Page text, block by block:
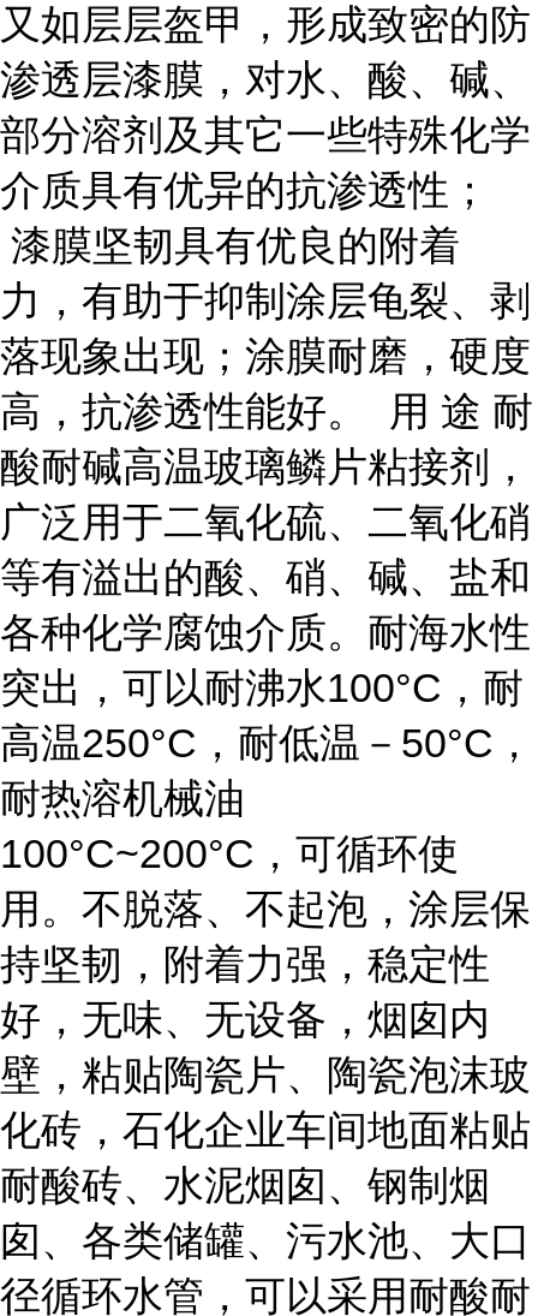
又如层层盔甲，形成致密的防
渗透层漆膜，对水、酸、碱、
部分溶剂及其它一些特殊化学
介质具有优异的抗渗透性；
漆膜坚韧具有优良的附着
力，有助于抑制涂层龟裂、剥
落现象出现；涂膜耐磨，硬度
高，抗渗透性能好。 用 途 耐
酸耐碱高温玻璃鳞片粘接剂，
广泛用于二氧化硫、二氧化硝
等有溢出的酸、硝、碱、盐和
各种化学腐蚀介质。耐海水性
突出，可以耐沸水100°C，耐
高温250°C，耐低温－50°C，
耐热溶机械油
100°C~200°C，可循环使
用。不脱落、不起泡，涂层保
持坚韧，附着力强，稳定性
好，无味、无设备，烟囱内
壁，粘贴陶瓷片、陶瓷泡沫玻
化砖，石化企业车间地面粘贴
耐酸砖、水泥烟囱、钢制烟
囱、各类储罐、污水池、大口
径循环水管，可以采用耐酸耐